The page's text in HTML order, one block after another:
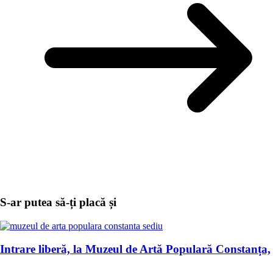
S-ar putea să-ți placă și
Intrare liberă, la Muzeul de Artă Populară Constanța,